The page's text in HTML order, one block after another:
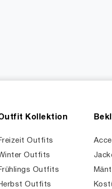
Kollektion
Outfits
Outfits
Outfits
Outfits